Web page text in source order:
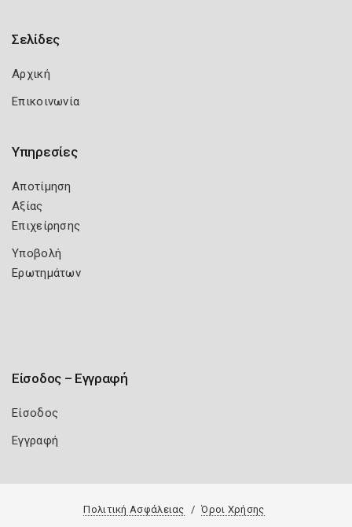
Σελίδες
Αρχική
Επικοινωνία
Υπηρεσίες
Αποτίμηση
Αξίας
Επιχείρησης
Υποβολή
Ερωτημάτων
Είσοδος – Εγγραφή
Είσοδος
Εγγραφή
Πολιτική Ασφάλειας Όροι Χρήσης